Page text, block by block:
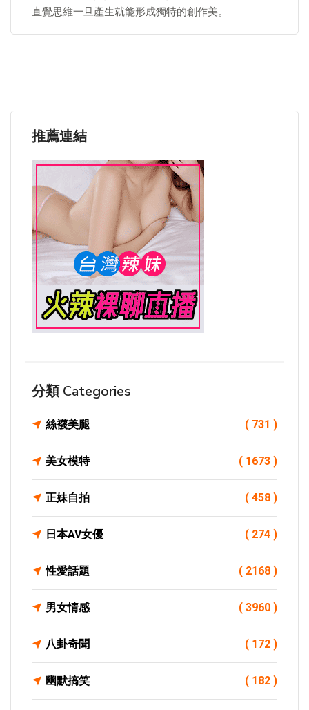
直覺思維一旦產生就能形成獨特的創作美。
推薦連結
分類 Categories
絲襪美腿 ( 731 )
美女模特 ( 1673 )
正妹自拍 ( 458 )
日本AV女優 ( 274 )
性愛話題 ( 2168 )
男女情感 ( 3960 )
八卦奇聞 ( 172 )
幽默搞笑 ( 182 )